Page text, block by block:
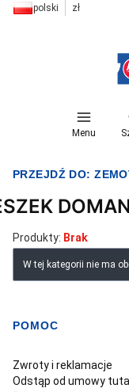
polski zł
Menu
PRZEJDŹ DO:ZEMOT
Produkty: Brak
Lista
W tej kategorii nie ma
Linki w stopce
POMOC
Zwroty i reklamacje
Odstąp od umowy